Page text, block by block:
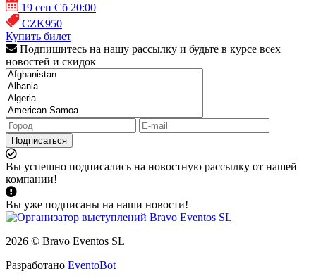
19 сен Сб 20:00
CZK950
Купить билет
Подпишитесь на нашу рассылку и будьте в курсе всех
новостей и скидок
Подписаться
Вы успешно подписались на новостную рассылку от нашей
компании!
Вы уже подписаны на наши новости!
2026 © Bravo Eventos SL
Разработано EventoBot